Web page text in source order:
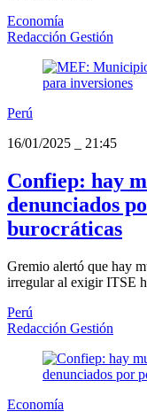
Economía
Redacción Gestión
Perú
16/01/2025
21:45
Confiep: hay
denunciados
burocráticas
Gremio alertó que hay
irregular al exigir ITSE
Perú
Redacción Gestión
Economía